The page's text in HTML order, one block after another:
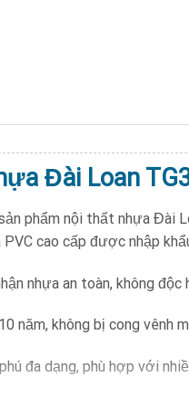
Đài Loan
phẩm nội thất nhựa Đài
PVC cao cấp được nhập
nhựa an toàn, không
năm, không bị cong
đa dạng, phù hợp với